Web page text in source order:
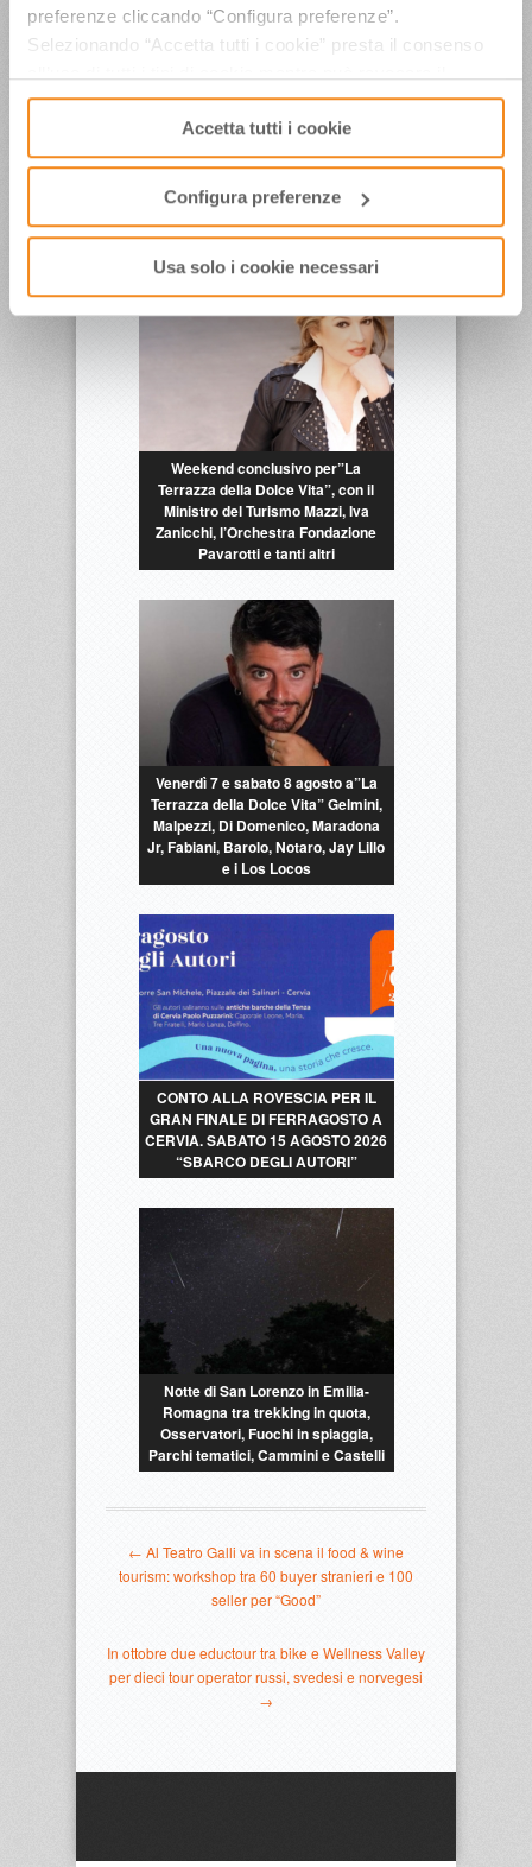
preferenze cliccando “Configura preferenze”.
Selezionando “Accetta tutti i cookie” presta il consenso
consenso cliccando su “Usa solo i cookie necessari” e
saranno attivati i soli cookie tecnici necessari al corretto
funzionamento del sito.
Accetta tutti i cookie
Configura preferenze
Usa solo i cookie necessari
Labeled:
RELATED ITEMS
Weekend conclusivo per”La
Terrazza della Dolce Vita”, con il
Ministro del Turismo Mazzi, Iva
Zanicchi, l’Orchestra Fondazione
Pavarotti e tanti altri
Venerdì 7 e sabato 8 agosto a”La
Terrazza della Dolce Vita” Gelmini,
Malpezzi, Di Domenico, Maradona
Jr, Fabiani, Barolo, Notaro, Jay Lillo
e i Los Locos
CONTO ALLA ROVESCIA PER IL
GRAN FINALE DI FERRAGOSTO A
CERVIA. SABATO 15 AGOSTO 2026
“SBARCO DEGLI AUTORI”
Notte di San Lorenzo in Emilia-
Romagna tra trekking in quota,
Osservatori, Fuochi in spiaggia,
Parchi tematici, Cammini e Castelli
← Al Teatro Galli va in scena il food & wine
tourism: workshop tra 60 buyer stranieri e 100
seller per “Good”
In ottobre due eductour tra bike e Wellness Valley
per dieci tour operator russi, svedesi e norvegesi
→